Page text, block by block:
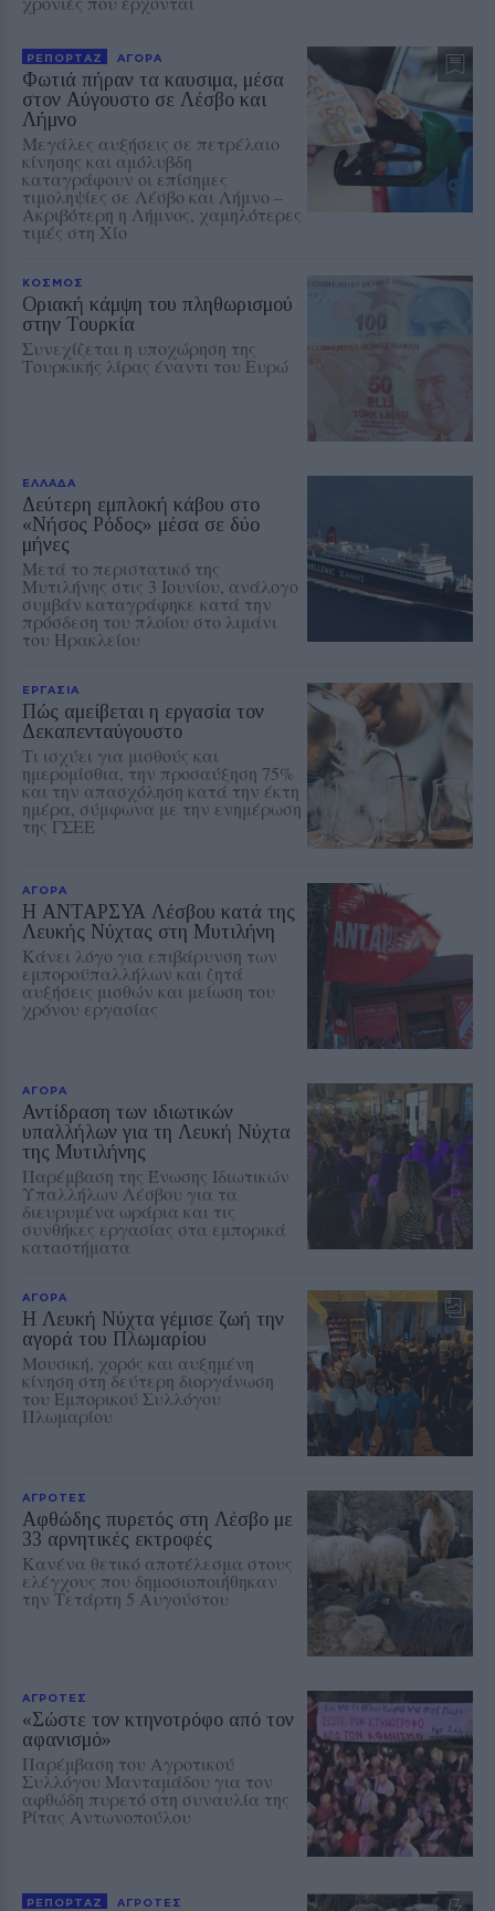
ΡΕΠΟΡΤΑΖ ΑΓΟΡΑ
Φωτιά πήραν τα καυσιμα, μέσα
στον Αύγουστο σε Λέσβο και
Λήμνο
Μεγάλες αυξήσεις σε πετρέλαιο
κίνησης και αμόλυβδη
καταγράφουν οι επίσημες
τιμοληψίες σε Λέσβο και Λήμνο –
Ακριβότερη η Λήμνος, χαμηλότερες
τιμές στη Χίο
ΚΟΣΜΟΣ
Οριακή κάμψη του πληθωρισμού
στην Τουρκία
Συνεχίζεται η υποχώρηση της
Τουρκικής λίρας έναντι του Ευρώ
ΕΛΛΑΔΑ
Δεύτερη εμπλοκή κάβου στο
«Νήσος Ρόδος» μέσα σε δύο
μήνες
Μετά το περιστατικό της
Μυτιλήνης στις 3 Ιουνίου, ανάλογο
συμβάν καταγράφηκε κατά την
πρόσδεση του πλοίου στο λιμάνι
του Ηρακλείου
ΕΡΓΑΣΙΑ
Πώς αμείβεται η εργασία τον
Δεκαπενταύγουστο
Τι ισχύει για μισθούς και
ημερομίσθια, την προσαύξηση 75%
και την απασχόληση κατά την έκτη
ημέρα, σύμφωνα με την ενημέρωση
της ΓΣΕΕ
ΑΓΟΡΑ
Η ΑΝΤΑΡΣΥΑ Λέσβου κατά της
Λευκής Νύχτας στη Μυτιλήνη
Κάνει λόγο για επιβάρυνση των
εμποροϋπαλλήλων και ζητά
αυξήσεις μισθών και μείωση του
χρόνου εργασίας
ΑΓΟΡΑ
Αντίδραση των ιδιωτικών
υπαλλήλων για τη Λευκή Νύχτα
της Μυτιλήνης
Παρέμβαση της Ένωσης Ιδιωτικών
Υπαλλήλων Λέσβου για τα
διευρυμένα ωράρια και τις
συνθήκες εργασίας στα εμπορικά
καταστήματα
ΑΓΟΡΑ
Η Λευκή Νύχτα γέμισε ζωή την
αγορά του Πλωμαρίου
Μουσική, χορός και αυξημένη
κίνηση στη δεύτερη διοργάνωση
του Εμπορικού Συλλόγου
Πλωμαρίου
ΑΓΡΟΤΕΣ
Αφθώδης πυρετός στη Λέσβο με
33 αρνητικές εκτροφές
Κανένα θετικό αποτέλεσμα στους
ελέγχους που δημοσιοποιήθηκαν
την Τετάρτη 5 Αυγούστου
ΑΓΡΟΤΕΣ
«Σώστε τον κτηνοτρόφο από τον
αφανισμό»
Παρέμβαση του Αγροτικού
Συλλόγου Μανταμάδου για τον
αφθώδη πυρετό στη συναυλία της
Ρίτας Αντωνοπούλου
ΡΕΠΟΡΤΑΖ ΑΓΡΟΤΕΣ